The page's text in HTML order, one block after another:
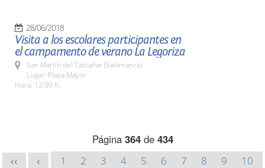
28/06/2018
Visita a los escolares participantes en
el campamento de verano La Legoriza
San Martín del Castañar (Salamanca)
Lugar: Plaza Mayor
Hora: 12:00 h.
Página 364de 434
<< < 1 2 3 4 5 6 7 8 9
10